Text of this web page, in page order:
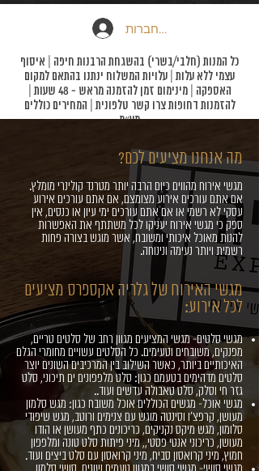
להתחברות
כל המנות (חלבי/בשרי) בהשגחת הרבנות חיפה | איסוף
עצמי ללא עלות | עלויות המשלוח ינתנו בהתאם למקום
האספקה | מינימום זמן להזמנה מראש - 48 שעות |
להזמנות דחופות צרו קשר טלפונית | המחירים כוללים
מע״מ
מה אנחנו מציעים לכם?
מגשי אירוח מהווים כיום הרבה יותר מטרנד קולינרי מומלץ.
אם אתם עורכים אירוע מצומצם, אם אתם עורכים אירוע
עסקי לא רשמי או אם אתם עורכים ימי עיון או כנסים, אין
ספק כי מגשי אירוח יעניקו לכל משתתף את האפשרות
להנות מאוכל איכותי ומשובח, אשר מוגש בצורה פחות
רשמית ויותר נעימה ונינוחה.
מגשי האירוח של גלריה אקספרס מציעים
לכל אירוע:
מגשי סלטים- מגשי המציעים מגוון רחב של סלטים טריים,
מפנקים, משובחים וטעימים. כל הסלטים עשויים מחומרי הגלם
האיכותיים ביותר, כאשר השילוב בין המרכיבים השונים יוצר
סלטים מדהימים בטעמם כגון: סלט מלפפונים ים תיכוני, סלט
גזר חי וסלק, סלט טאבולה עדשים ועוד..
מגשי אוכל- מגשים הכוללים אוכל משובח כגון: מגש סלמון
מעושן, קרפצ'ו וסינטה מוגש עם צנימים ורוטב, מגש שיפודי
סלומון, מגש מיקס נקניקים, כריכונים כתף מעושן או הודו
מעושן, כריכוני אנטי פסטי,, מיני פיתות סלט טונה ומלפפון
חמוץ, מיני קרואסון סביח, מיני קרואסון עם סלט ביצים ועוד.